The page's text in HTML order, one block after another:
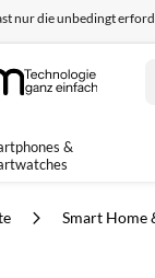
nur die unbedingt
dich da!
&
Smart Home